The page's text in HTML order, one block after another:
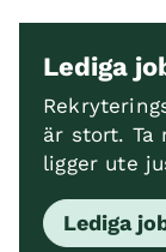
Lediga
är stort. Ta
ligger ute
Lediga